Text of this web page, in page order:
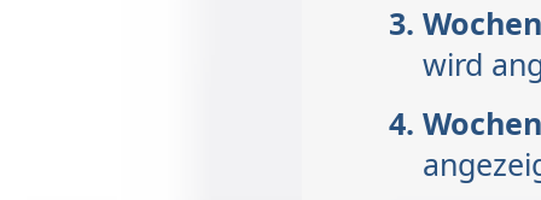
wird